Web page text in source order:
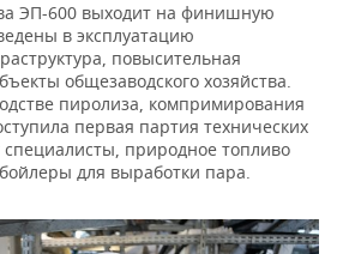
ЭП-600 выходит на финишную
в эксплуатацию
повысительная
общезаводского хозяйства.
пиролиза, компримирования
первая партия технических
специалисты, природное топливо
для выработки пара.